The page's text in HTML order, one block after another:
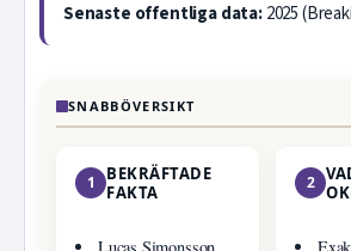
Senaste offentliga data:2025
SNABBÖVERSIKT
1
BEKRÄFTADE
FAKTA
2